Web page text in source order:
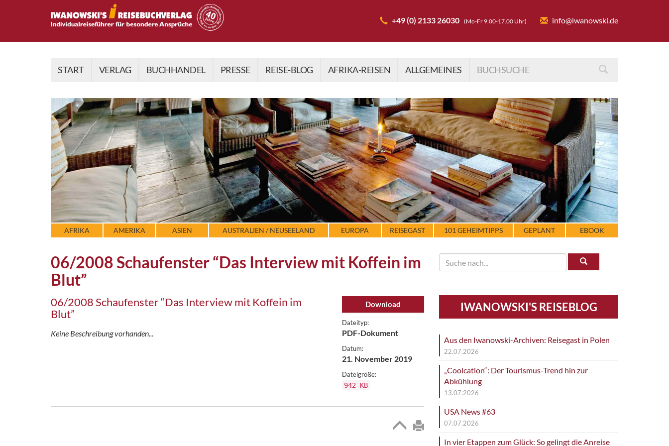
+49 (0) 2133 26030 (Mo-Fr 9.00-17.00 Uhr) info@iwanowski.de
START VERLAG BUCHHANDEL PRESSE REISE-BLOG AFRIKA-REISEN ALLGEMEINES
AFRIKA AMERIKA ASIEN AUSTRALIEN / NEUSEELAND EUROPA REISEGAST 101 GEHEIMTIPPS GEPLANT EBOOK
06/2008 Schaufenster “Das Interview mit Koffein im
Blut”
06/2008 Schaufenster “Das Interview mit Koffein im
Blut”
Keine Beschreibung vorhanden...
Download
Dateityp:
PDF-Dokument
Datum:
21. November 2019
Dateigröße:
942 KB
IWANOWSKI'S REISEBLOG
Aus den Iwanowski-Archiven: Reisegast in Polen
22.07.2026
„Coolcation“: Der Tourismus-Trend hin zur
Abkühlung
13.07.2026
USA News #63
07.07.2026
In vier Etappen zum Glück: So gelingt die Anreise